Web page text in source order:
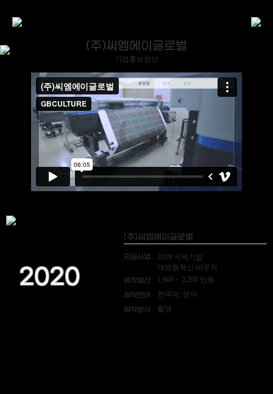
(주)씨엠에이글로벌
기업홍보영상
2020
(주)씨엠에이글로벌
지원사업
2019 지역기업
개방형혁신 바우처
제작예산 1,600 ~ 2,200 만원
제작언어 한국어, 영어
제작방식 촬영